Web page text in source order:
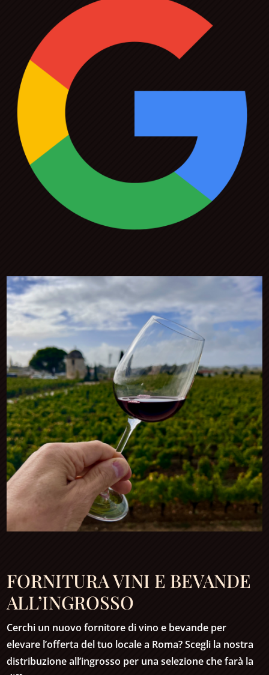
FORNITURA VINI E BEVANDE
ALL’INGROSSO
Cerchi un nuovo fornitore di vino e bevande per
elevare l’offerta del tuo locale a Roma? Scegli la nostra
distribuzione all’ingrosso per una selezione che farà la